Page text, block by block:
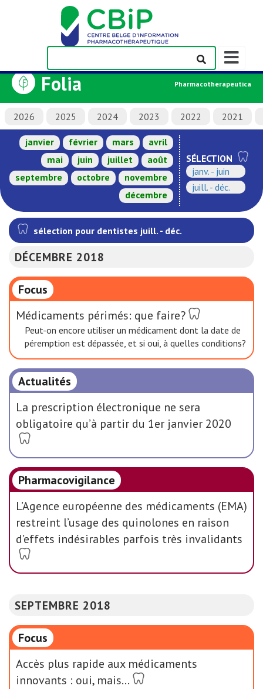
Afficher/
la
de
navigation
Folia Pharmacotherapeutica
2026 2025 2024 2023 2022 2021
janvier février mars
avril
mai
juin juillet
août
septembre
octobre
novembre
décembre
SÉLECTION
janv. - juin
juill. - déc.
sélection pour dentistes juill. - déc.
DÉCEMBRE 2018
Focus
Médicaments périmés: que faire?
Peut-on encore utiliser un médicament dont la date de
péremption est dépassée, et si oui, à quelles conditions?
Actualités
La prescription électronique ne sera
obligatoire qu’à partir du 1er janvier 2020
Pharmacovigilance
L’Agence européenne des médicaments (EMA)
restreint l’usage des quinolones en raison
d’effets indésirables parfois très invalidants
SEPTEMBRE 2018
Focus
Accès plus rapide aux médicaments
innovants : oui, mais…